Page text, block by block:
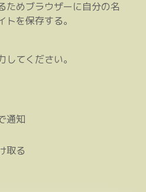
ためブラウザーに自分の名
を保存する。
てください。
通知
取る